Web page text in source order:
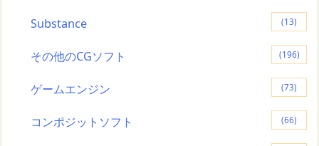
Substance (13)
その他のCGソフト (196)
ゲームエンジン (73)
コンポジットソフト (66)